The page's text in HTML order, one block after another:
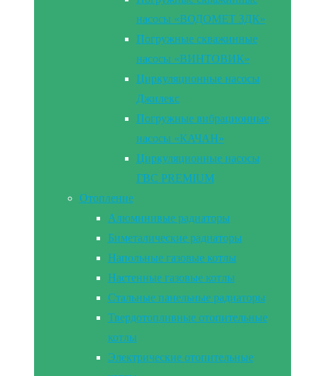
насосы «ВОДОМЕТ 3ДК»
Погружные скважинные
насосы «ВИНТОВИК»
Циркуляционные насосы
Джилекс
Погружные вибрационные
насосы «КАЧАН»
Циркуляционные насосы
ГВС PREMIUM
Отопление
Алюминивые радиаторы
Биметалические радиаторы
Напольные газовые котлы
Настенные газовые котлы
Стальные панельные радиаторы
Твердотопливные отопительные
котлы
Электрические отопительные